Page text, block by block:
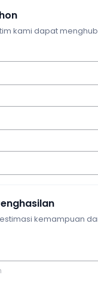
kami dapat
kemampuan